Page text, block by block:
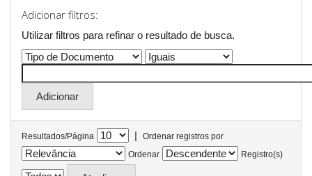
Adicionar filtros:
Utilizar filtros para refinar o resultado de busca.
Resultados/Página |
Ordenar registros por
Ordenar
Registro(s)